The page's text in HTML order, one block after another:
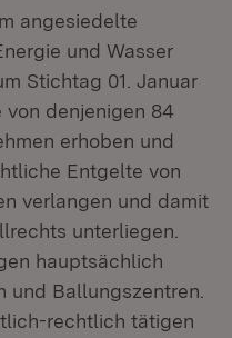
angesiedelte
und Wasser
Stichtag 01. Januar
von denjenigen 84
erhoben und
Entgelte von
verlangen und damit
unterliegen.
hauptsächlich
und Ballungszentren.
rechtlich tätigen